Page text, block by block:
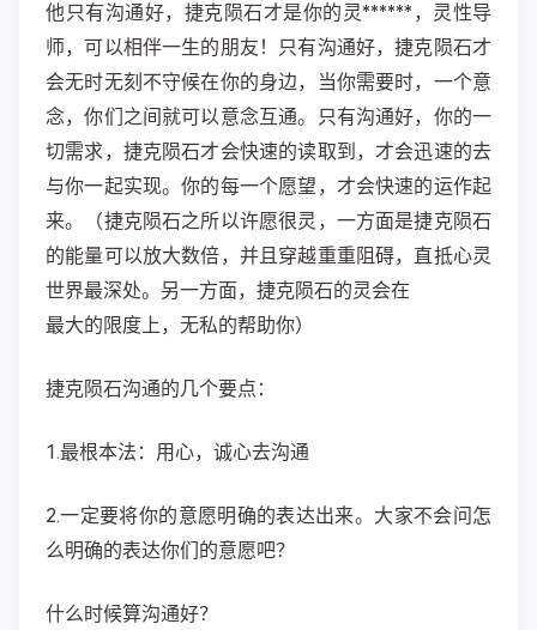
他只有沟通好，捷克陨石才是你的灵******，灵性导
师，可以相伴一生的朋友！只有沟通好，捷克陨石才
会无时无刻不守候在你的身边，当你需要时，一个意
念，你们之间就可以意念互通。只有沟通好，你的一
切需求，捷克陨石才会快速的读取到，才会迅速的去
与你一起实现。你的每一个愿望，才会快速的运作起
来。（捷克陨石之所以许愿很灵，一方面是捷克陨石
的能量可以放大数倍，并且穿越重重阻碍，直抵心灵
世界最深处。另一方面，捷克陨石的灵会在
最大的限度上，无私的帮助你）
捷克陨石沟通的几个要点：
1.最根本法：用心，诚心去沟通
2.一定要将你的意愿明确的表达出来。大家不会问怎
么明确的表达你们的意愿吧？
什么时候算沟通好？